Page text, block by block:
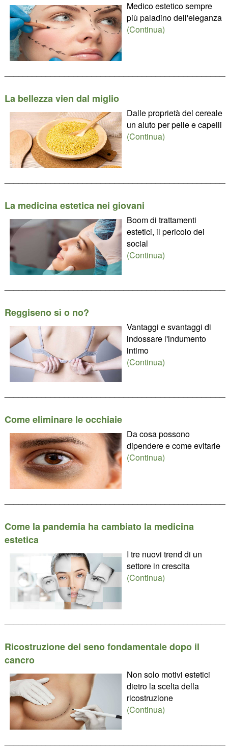
Medico estetico sempre
più paladino dell'eleganza
(Continua)
La bellezza vien dal miglio
Dalle proprietà del cereale
un aiuto per pelle e capelli
(Continua)
La medicina estetica nei giovani
Boom di trattamenti
estetici, il pericolo dei
social
(Continua)
Reggiseno sì o no?
Vantaggi e svantaggi di
indossare l'indumento
intimo
(Continua)
Come eliminare le occhiaie
Da cosa possono
dipendere e come evitarle
(Continua)
Come la pandemia ha cambiato la medicina
estetica
I tre nuovi trend di un
settore in crescita
(Continua)
Ricostruzione del seno fondamentale dopo il
cancro
Non solo motivi estetici
dietro la scelta della
ricostruzione
(Continua)